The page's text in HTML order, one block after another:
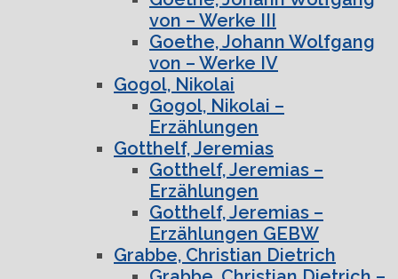
von – Werke III
Goethe, Johann Wolfgang
von – Werke IV
Gogol, Nikolai
Gogol, Nikolai –
Erzählungen
Gotthelf, Jeremias
Gotthelf, Jeremias –
Erzählungen
Gotthelf, Jeremias –
Erzählungen GEBW
Grabbe, Christian Dietrich